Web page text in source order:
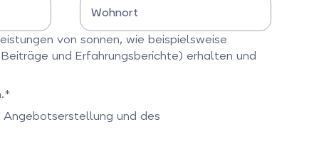
Wohnort
Bitte Wohnort eingeben
von sonnen, wie beispielsweise
und Erfahrungsberichte) erhalten und
Angebotserstellung und des